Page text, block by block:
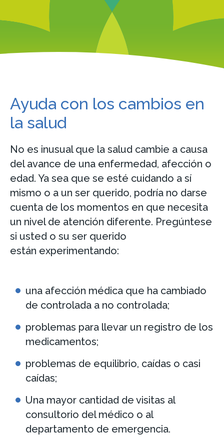
Ayuda con los cambios en
la salud
No es inusual que la salud cambie a causa
del avance de una enfermedad, afección o
edad. Ya sea que se esté cuidando a sí
mismo o a un ser querido, podría no darse
cuenta de los momentos en que necesita
un nivel de atención diferente. Pregúntese
si usted o su ser querido
están experimentando:
una afección médica que ha cambiado
de controlada a no controlada;
problemas para llevar un registro de los
medicamentos;
problemas de equilibrio, caídas o casi
caídas;
Una mayor cantidad de visitas al
consultorio del médico o al
departamento de emergencia.